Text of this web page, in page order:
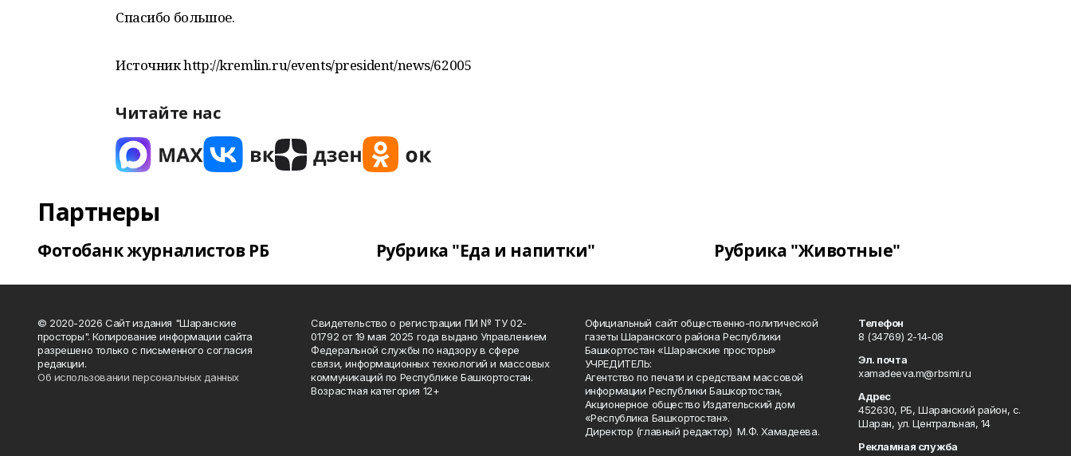
Спасибо большое.
Источник http://kremlin.ru/events/president/news/62005
Читайте нас
Партнеры
Фотобанк журналистов РБ Рубрика "Еда и напитки" Рубрика "Животные"
© 2020-2026 Сайт издания "Шаранские
просторы". Копирование информации сайта
разрешено только с письменного согласия
редакции.
Об использовании персональных данных
Свидетельство о регистрации ПИ № ТУ 02-
01792 от 19 мая 2025 года выдано Управлением
Федеральной службы по надзору в сфере
связи, информационных технологий и массовых
коммуникаций по Республике Башкортостан.
Возрастная категория 12+
Официальный сайт общественно-политической
газеты Шаранского района Республики
Башкортостан «Шаранские просторы»
УЧРЕДИТЕЛЬ:
Агентство по печати и средствам массовой
информации Республики Башкортостан,
Акционерное общество Издательский дом
«Республика Башкортостан».
Директор (главный редактор) М.Ф. Хамадеева.
Телефон
8 (34769) 2-14-08
Эл. почта
xamadeeva.m@rbsmi.ru
Адрес
452630, РБ, Шаранский район, с.
Шаран, ул. Центральная, 14
Рекламная служба